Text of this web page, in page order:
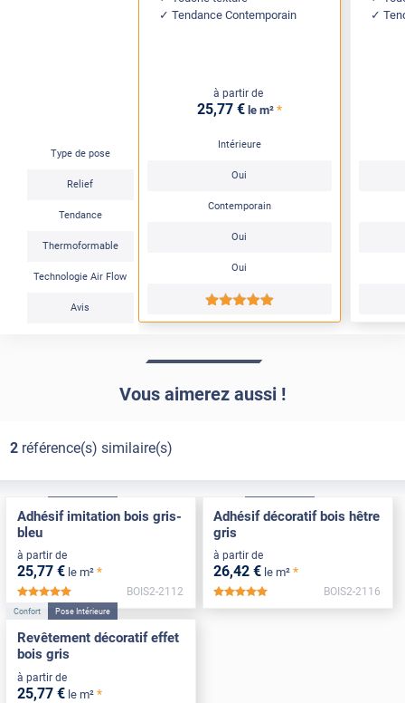
Type de pose
Relief
Tendance
Thermoformable
Technologie Air Flow
Avis
Tendance Contemporain
à partir de
25,77 € le m² *
Intérieure
Oui
Contemporain
Oui
Oui
*****
Vous aimerez aussi !
2référence(s) similaire(s)
Adhésif imitation bois gris-
bleu
à partir de
25,77 € le m² *
*****
BOIS2-2112
Adhésif décoratif bois hêtre
gris
à partir de
26,42 € le m² *
BOIS2-2116
Confort Pose Intérieure
Revêtement décoratif effet
bois gris
à partir de
25,77 € le m² *